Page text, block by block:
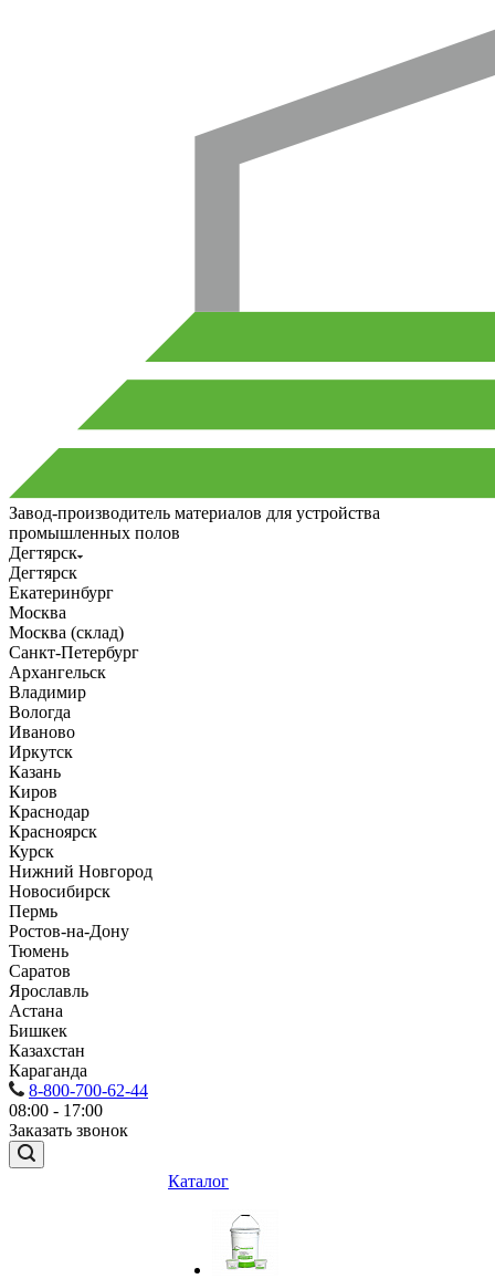
Завод-производитель материалов для устройства
промышленных полов
Дегтярск
Дегтярск
Екатеринбург
Москва
Москва (склад)
Санкт-Петербург
Архангельск
Владимир
Вологда
Иваново
Иркутск
Казань
Киров
Краснодар
Красноярск
Курск
Нижний Новгород
Новосибирск
Пермь
Ростов-на-Дону
Тюмень
Саратов
Ярославль
Астана
Бишкек
Казахстан
Караганда
8-800-700-62-44
08:00 - 17:00
Заказать звонок
Каталог